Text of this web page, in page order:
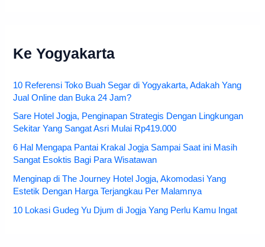
Ke Yogyakarta
10 Referensi Toko Buah Segar di Yogyakarta, Adakah Yang
Jual Online dan Buka 24 Jam?
Sare Hotel Jogja, Penginapan Strategis Dengan Lingkungan
Sekitar Yang Sangat Asri Mulai Rp419.000
6 Hal Mengapa Pantai Krakal Jogja Sampai Saat ini Masih
Sangat Esoktis Bagi Para Wisatawan
Menginap di The Journey Hotel Jogja, Akomodasi Yang
Estetik Dengan Harga Terjangkau Per Malamnya
10 Lokasi Gudeg Yu Djum di Jogja Yang Perlu Kamu Ingat